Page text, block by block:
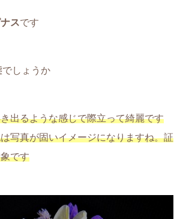
スです
しょうか
出るような感じで際立って綺麗です
写真が固いイメージになりますね。証
です